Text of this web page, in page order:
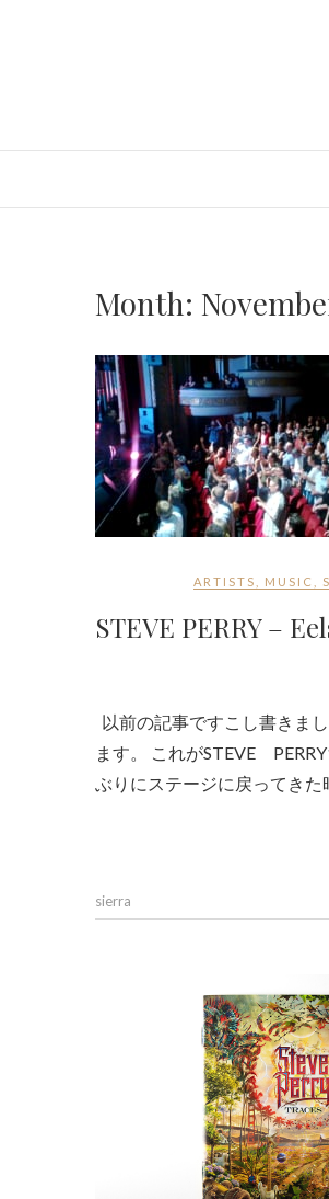
Month:
ARTISTS MUSIC
STEVE PERRY –
以前の記事ですこし書きましたが、2014年の5月にSTEVE PERRYはEelsというバンドのライブに飛び入りで参加し
ます。 これがSTEVE
ぶりにステージに戻ってきた
sierra